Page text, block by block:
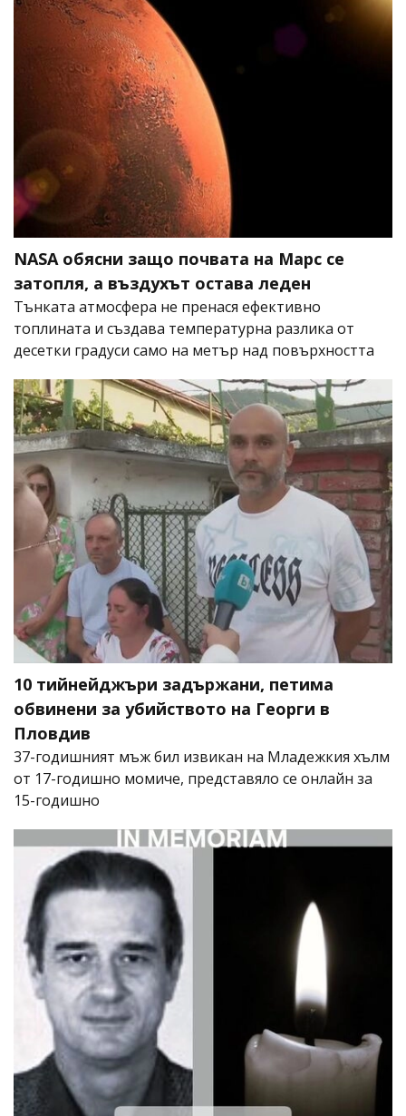
NASA обясни защо почвата на Марс се
затопля, а въздухът остава леден
Тънката атмосфера не пренася ефективно
топлината и създава температурна разлика от
десетки градуси само на метър над повърхността
10 тийнейджъри задържани, петима
обвинени за убийството на Георги в
Пловдив
37-годишният мъж бил извикан на Младежкия хълм
от 17-годишно момиче, представяло се онлайн за
15-годишно